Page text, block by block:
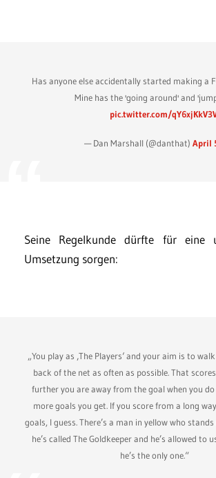
Has anyone else accidentally started making a
Mine has the 'going around' and
pic.twitter.com/
— Dan Marshall (@danthat) April
Seine Regelkunde dürfte für eine
Umsetzung sorgen:
„You play as ‚The Players‘ and your aim is to
back of the net as often as possible. That
further you are away from the goal when you
more goals you get. If you score from a long
goals, I guess. There’s a man in yellow who
he’s called The Goldkeeper and he’s allowed to
he’s the only one.“